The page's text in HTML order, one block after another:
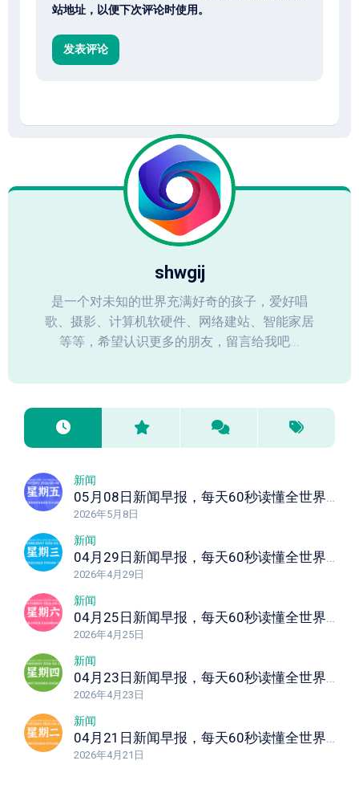
站地址，以便下次评论时使用。
shwgij
是一个对未知的世界充满好奇的孩子，爱好唱
歌、摄影、计算机软硬件、网络建站、智能家居
等等，希望认识更多的朋友，留言给我吧...
新闻
05月08日新闻早报，每天60秒读懂全世界！
2026年5月8日
新闻
04月29日新闻早报，每天60秒读懂全世界！
2026年4月29日
新闻
04月25日新闻早报，每天60秒读懂全世界！
2026年4月25日
新闻
04月23日新闻早报，每天60秒读懂全世界！
2026年4月23日
新闻
04月21日新闻早报，每天60秒读懂全世界！
2026年4月21日